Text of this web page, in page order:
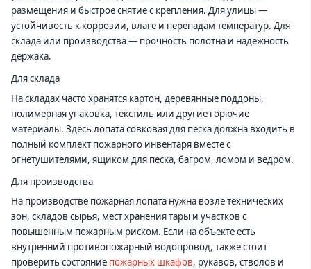
размещения и быстрое снятие с крепления. Для улицы —
устойчивость к коррозии, влаге и перепадам температур. Для
склада или производства — прочность полотна и надежность
держака.
Для склада
На складах часто хранятся картон, деревянные поддоны,
полимерная упаковка, текстиль или другие горючие
материалы. Здесь лопата совковая для песка должна входить в
полный комплект пожарного инвентаря вместе с
огнетушителями, ящиком для песка, багром, ломом и ведром.
Для производства
На производстве пожарная лопата нужна возле технических
зон, складов сырья, мест хранения тары и участков с
повышенным пожарным риском. Если на объекте есть
внутренний противопожарный водопровод, также стоит
проверить состояние пожарных шкафов, рукавов, стволов и